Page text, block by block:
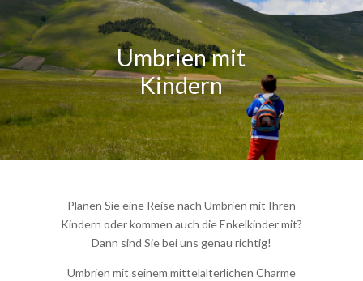
Umbrien mit
Kindern
Planen Sie eine Reise nach Umbrien mit Ihren
Kindern oder kommen auch die Enkelkinder mit?
Dann sind Sie bei uns genau richtig!
Umbrien mit seinem mittelalterlichen Charme